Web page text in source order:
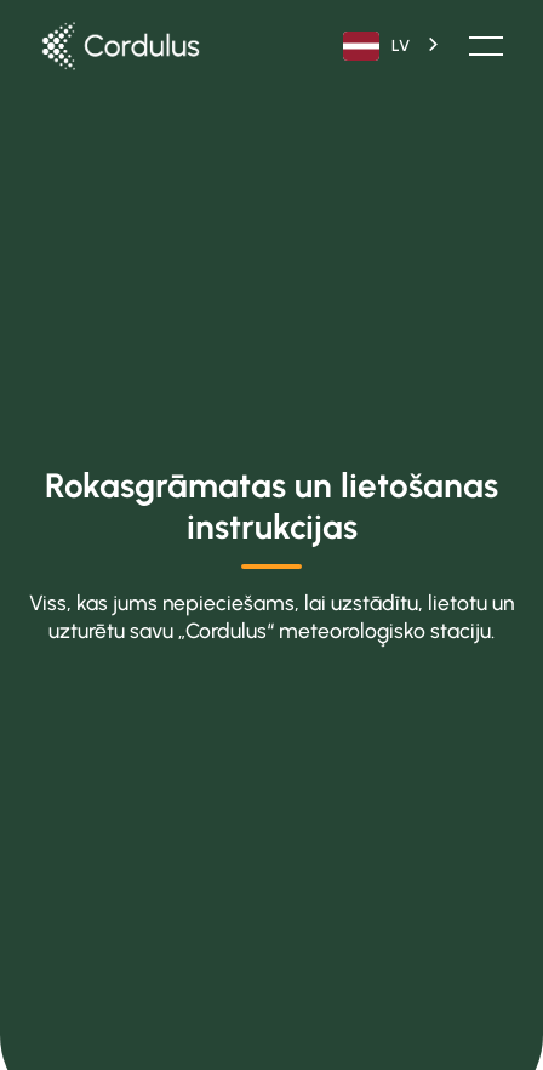
LV
Rokasgrāmatas un lietošanas
instrukcijas
Viss, kas jums nepieciešams, lai uzstādītu, lietotu un
uzturētu savu „Cordulus“ meteoroloģisko staciju.